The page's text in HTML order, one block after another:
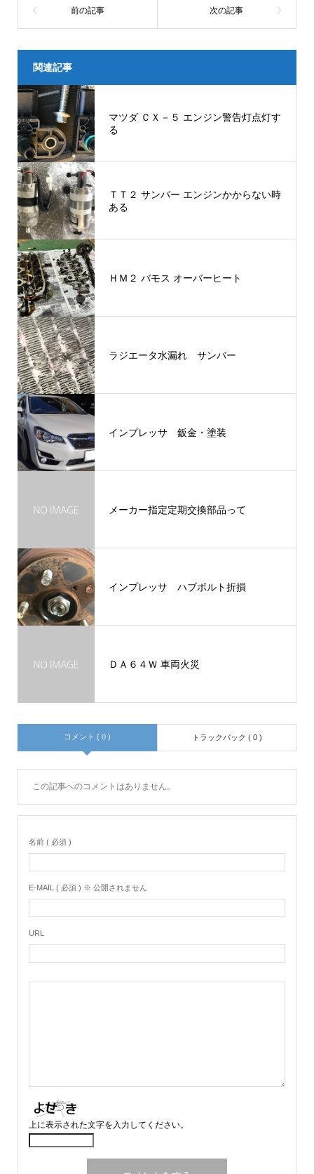
関連記事
マツダ ＣＸ－５ エンジン警告灯点灯す
る
ＴＴ２ サンバー エンジンかからない時
ある
ＨＭ２ バモス オーバーヒート
ラジエータ水漏れ サンバー
インプレッサ 鈑金・塗装
メーカー指定定期交換部品って
インプレッサ ハブボルト折損
ＤＡ６４Ｗ 車両火災
コメント ( 0 ) トラックバック ( 0 )
この記事へのコメントはありません。
名前 ( 必須 )
E-MAIL ( 必須 ) ※ 公開されません
URL
上に表示された文字を入力してください。